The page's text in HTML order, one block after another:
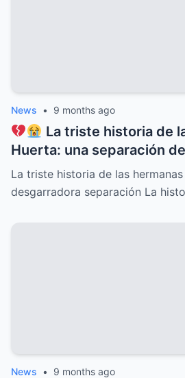
News • 9 months ago
La triste historia de
Huerta: una separación
nadie vio venir, conflictos
ocultos, secretos
La triste historia de las
desgarradora separación La
News • 9 months ago